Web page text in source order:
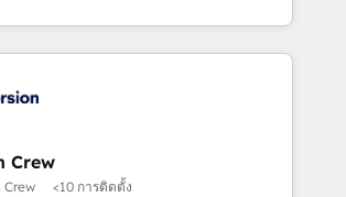
we’ll
growing your business and
make HubSpot work
to help teams scale faster—with
smarter automation, and more
& Migration · Native & Custom
· GTM Architecture · Sales &
ready to elevate
Crew
Crew <10 การติดตั้ง